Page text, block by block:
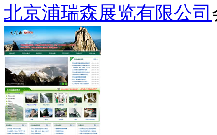
北京浦瑞森展览有限公司